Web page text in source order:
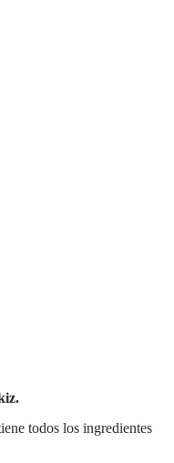
todos los ingredientes